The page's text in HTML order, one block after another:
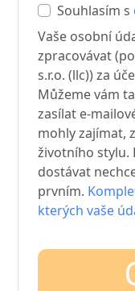
Souhlasím s
Vaše osobní
zpracovávat
s.r.o. (llc)) za
Můžeme vám
zasílat e-
mohly zajímat,
životního stylu.
dostávat
prvním.
kterých vaše